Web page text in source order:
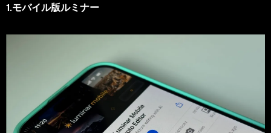
1.モバイル版ルミナー